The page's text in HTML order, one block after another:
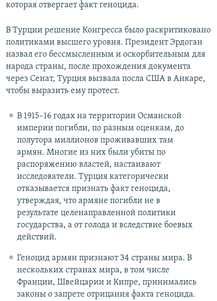
которая отвергает факт геноцида.
В Турции решение Конгресса было раскритиковано
политиками высшего уровня. Президент Эрдоган
назвал его бессмысленным и оскорбительным для
народа страны, после прохождения документа
через Сенат, Турция вызвала посла США в Анкаре,
чтобы выразить ему протест.
В 1915–16 годах на территории Османской
империи погибли, по разным оценкам, до
полутора миллионов проживавших там
армян. Многие из них были убиты по
распоряжению властей, настаивают
исследователи. Турция категорически
отказывается признать факт геноцида,
утверждая, что армяне погибли не в
результате целенаправленной политики
государства, а от голода и вследствие боевых
действий.
Геноцид армян признают 34 страны мира. В
нескольких странах мира, в том числе
Франции, Швейцарии и Кипре, принимались
законы о запрете отрицания факта геноцида.